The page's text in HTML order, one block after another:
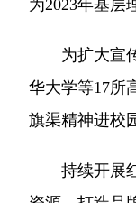
为2023年基层
为扩大宣传
华大学等17所
旗渠精神进校
持续开展红